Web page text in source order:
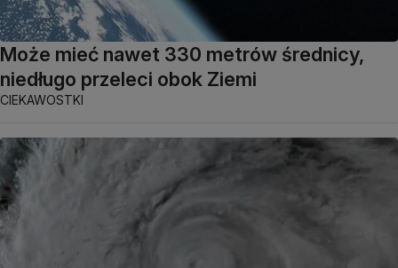
Może mieć nawet 330 metrów średnicy,
niedługo przeleci obok Ziemi
CIEKAWOSTKI